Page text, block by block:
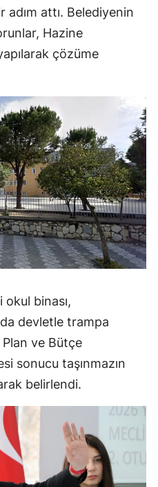
adım attı. Belediyenin
Hazine
çözüme
okul binası,
devletle trampa
ve Bütçe
sonucu taşınmazın
belirlendi.